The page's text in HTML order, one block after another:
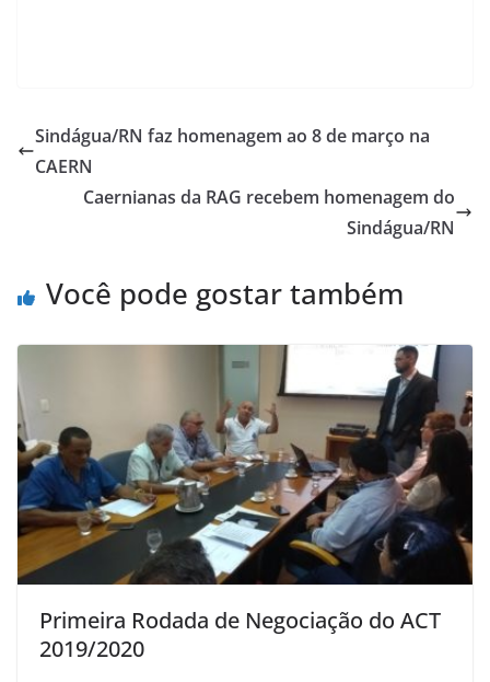
Sindágua/RN faz homenagem ao 8 de março na
CAERN
Caernianas da RAG recebem homenagem do
Sindágua/RN
Você pode gostar também
Primeira Rodada de Negociação do ACT
2019/2020